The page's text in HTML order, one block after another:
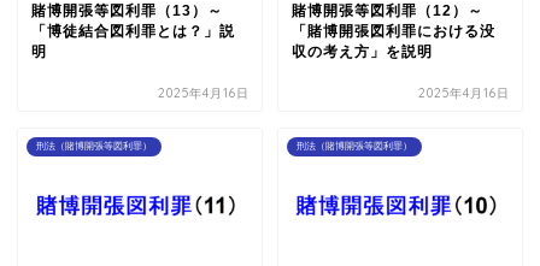
賭博開張等図利罪（13）～
「博徒結合図利罪とは？」説
明
2025年4月16日
賭博開張等図利罪（12）～
「賭博開張図利罪における没
収の考え方」を説明
2025年4月16日
刑法（賭博開張等図利罪） 刑法（賭博開張等図利罪）